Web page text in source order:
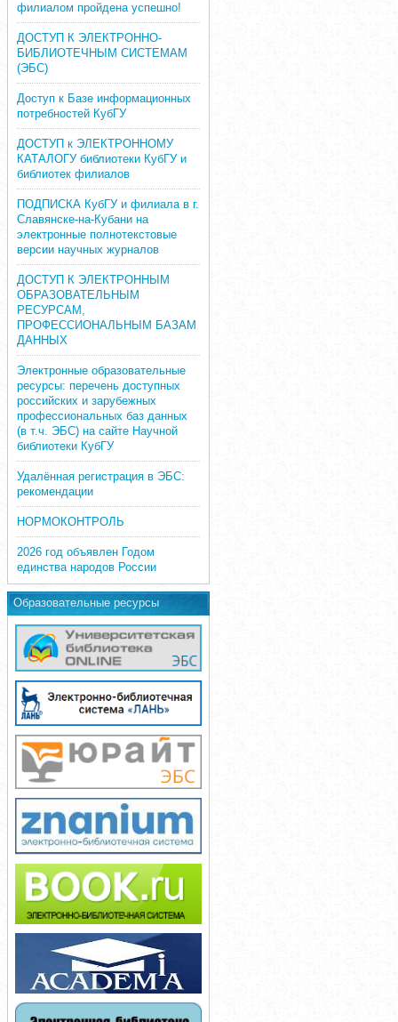
филиалом пройдена успешно!
ДОСТУП К ЭЛЕКТРОННО-
БИБЛИОТЕЧНЫМ СИСТЕМАМ
(ЭБС)
Доступ к Базе информационных
потребностей КубГУ
ДОСТУП к ЭЛЕКТРОННОМУ
КАТАЛОГУ библиотеки КубГУ и
библиотек филиалов
ПОДПИСКА КубГУ и филиала в г.
Славянске-на-Кубани на
электронные полнотекстовые
версии научных журналов
ДОСТУП К ЭЛЕКТРОННЫМ
ОБРАЗОВАТЕЛЬНЫМ
РЕСУРСАМ,
ПРОФЕССИОНАЛЬНЫМ БАЗАМ
ДАННЫХ
Электронные образовательные
ресурсы: перечень доступных
российских и зарубежных
профессиональных баз данных
(в т.ч. ЭБС) на сайте Научной
библиотеки КубГУ
Удалённая регистрация в ЭБС:
рекомендации
НОРМОКОНТРОЛЬ
2026 год объявлен Годом
единства народов России
Образовательные ресурсы